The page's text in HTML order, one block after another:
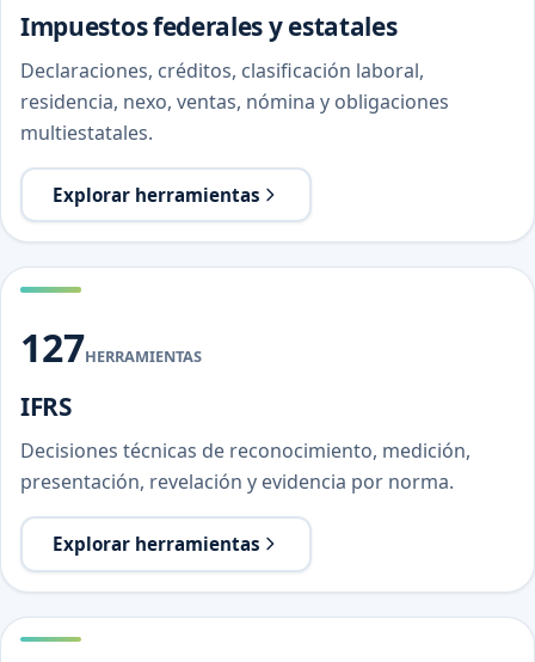
Impuestos federales y estatales
Declaraciones, créditos, clasificación laboral,
residencia, nexo, ventas, nómina y obligaciones
multiestatales.
Explorar herramientas
127HERRAMIENTAS
IFRS
Decisiones técnicas de reconocimiento, medición,
presentación, revelación y evidencia por norma.
Explorar herramientas